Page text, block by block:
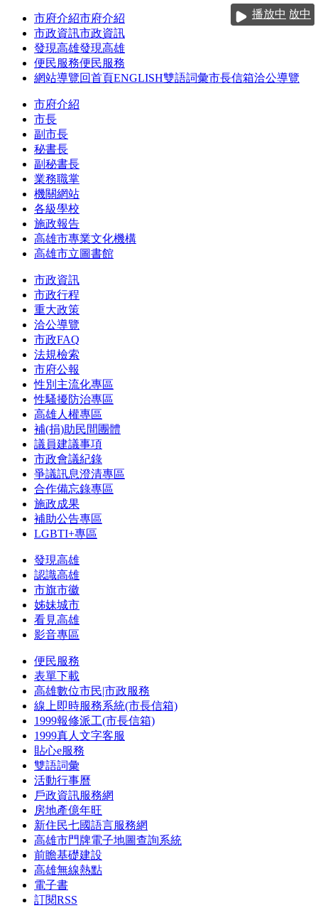
市府介紹市府介紹
市政資訊市政資訊
發現高雄發現高雄
便民服務便民服務
網站導覽回首頁ENGLISH雙語詞彙市長信箱洽公導覽
市府介紹
市長
副市長
秘書長
副秘書長
業務職掌
機關網站
各級學校
施政報告
高雄市專業文化機構
高雄市立圖書館
市政資訊
市政行程
重大政策
洽公導覽
市政FAQ
法規檢索
市府公報
性別主流化專區
性騷擾防治專區
高雄人權專區
補(捐)助民間團體
議員建議事項
市政會議紀錄
爭議訊息澄清專區
合作備忘錄專區
施政成果
補助公告專區
LGBTI+專區
發現高雄
認識高雄
市旗市徽
姊妹城市
看見高雄
影音專區
便民服務
表單下載
高雄數位市民|市政服務
線上即時服務系統(市長信箱)
1999報修派工(市長信箱)
1999真人文字客服
貼心e服務
雙語詞彙
活動行事曆
戶政資訊服務網
房地產億年旺
新住民七國語言服務網
高雄市門牌電子地圖查詢系統
前瞻基礎建設
高雄無線熱點
電子書
訂閱RSS
跳到主要內容區塊 播放中
播放中播放中
播放中